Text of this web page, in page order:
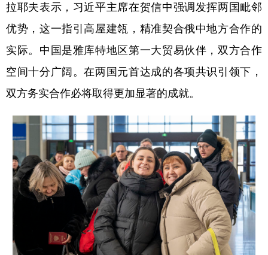
拉耶夫表示，习近平主席在贺信中强调发挥两国毗邻
优势，这一指引高屋建瓴，精准契合俄中地方合作的
实际。中国是雅库特地区第一大贸易伙伴，双方合作
空间十分广阔。在两国元首达成的各项共识引领下，
双方务实合作必将取得更加显著的成就。